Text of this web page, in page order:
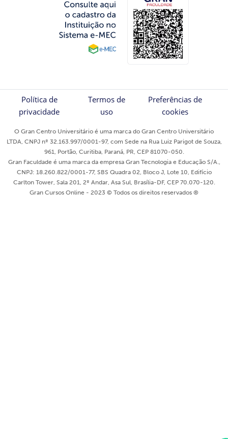
Política de
privacidade
Termos de
uso
Preferências de
cookies
O Gran Centro Universitário é uma marca do Gran Centro Universitário
LTDA, CNPJ nº 32.163.997/0001-97, com Sede na Rua Luiz Parigot de Souza,
961, Portão, Curitiba, Paraná, PR, CEP 81070-050.
Gran Faculdade é uma marca da empresa Gran Tecnologia e Educação S/A.,
CNPJ: 18.260.822/0001-77, SBS Quadra 02, Bloco J, Lote 10, Edifício
Carlton Tower, Sala 201, 2º Andar, Asa Sul, Brasília-DF, CEP 70.070-120.
Gran Cursos Online - 2023 © Todos os direitos reservados ®